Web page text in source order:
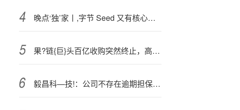
晚点‘独’家丨,字节 Seed 又有核心成员离职，今年陆续走了 7 位
果?链{巨}头百亿收购突然终止，高调筹划近3月
毅昌科—技!：公司不存在逾期担保情形